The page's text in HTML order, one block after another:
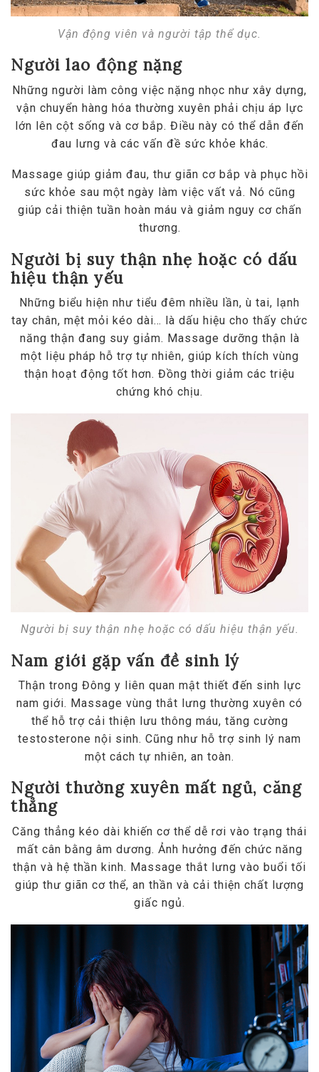
Vận động viên và người tập thể dục.
Người lao động nặng
Những người làm công việc nặng nhọc như xây dựng,
vận chuyển hàng hóa thường xuyên phải chịu áp lực
lớn lên cột sống và cơ bắp. Điều này có thể dẫn đến
đau lưng và các vấn đề sức khỏe khác.
Massage giúp giảm đau, thư giãn cơ bắp và phục hồi
sức khỏe sau một ngày làm việc vất vả. Nó cũng
giúp cải thiện tuần hoàn máu và giảm nguy cơ chấn
thương.
Người bị suy thận nhẹ hoặc có dấu
hiệu thận yếu
Những biểu hiện như tiểu đêm nhiều lần, ù tai, lạnh
tay chân, mệt mỏi kéo dài… là dấu hiệu cho thấy chức
năng thận đang suy giảm. Massage dưỡng thận là
một liệu pháp hỗ trợ tự nhiên, giúp kích thích vùng
thận hoạt động tốt hơn. Đồng thời giảm các triệu
chứng khó chịu.
Người bị suy thận nhẹ hoặc có dấu hiệu thận yếu.
Nam giới gặp vấn đề sinh lý
Thận trong Đông y liên quan mật thiết đến sinh lực
nam giới. Massage vùng thắt lưng thường xuyên có
thể hỗ trợ cải thiện lưu thông máu, tăng cường
testosterone nội sinh. Cũng như hỗ trợ sinh lý nam
một cách tự nhiên, an toàn.
Người thường xuyên mất ngủ, căng
thẳng
Căng thẳng kéo dài khiến cơ thể dễ rơi vào trạng thái
mất cân bằng âm dương. Ảnh hưởng đến chức năng
thận và hệ thần kinh. Massage thắt lưng vào buổi tối
giúp thư giãn cơ thể, an thần và cải thiện chất lượng
giấc ngủ.